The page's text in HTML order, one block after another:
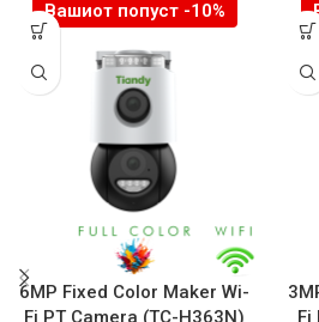
Вашиот попуст -10%
6MP Fixed Color Maker Wi-
Fi PT Camera (TC-H363N)
Fi